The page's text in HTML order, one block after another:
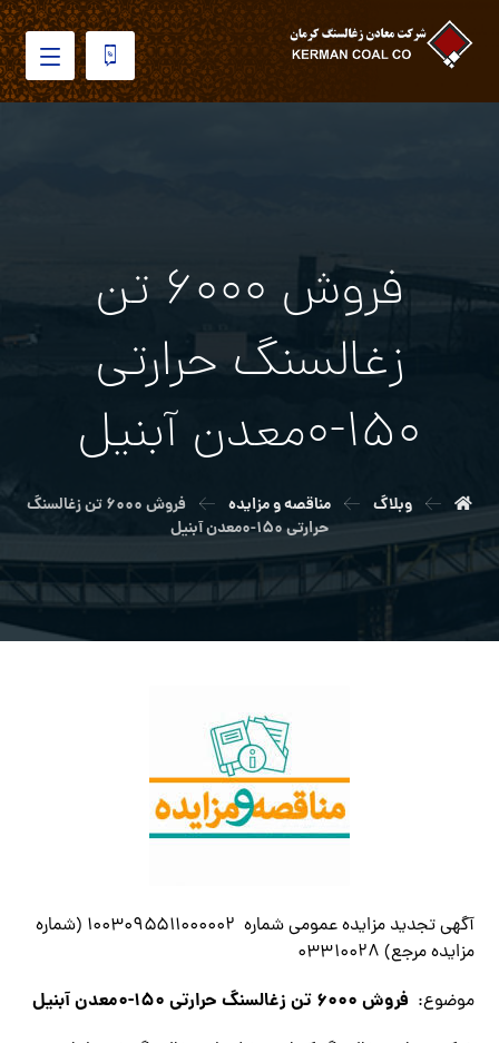
فروش ۶۰۰۰ تن
زغالسنگ حرارتی
۱۵۰-۰معدن آبنیل
وبلاگ مناقصه و مزایده
فروش ۶۰۰۰ تن زغالسنگ
حرارتی ۱۵۰-۰معدن آبنیل
آگهی تجدید مزایده عمومی شماره ۱۰۰۳۰۹۵۵۱۱۰۰۰۰۰۲ (شماره
مزایده مرجع) ۰۳۳۱۰۰۲۸
موضوع: فروش ۶۰۰۰ تن زغالسنگ حرارتی ۱۵۰-۰معدن آبنیل